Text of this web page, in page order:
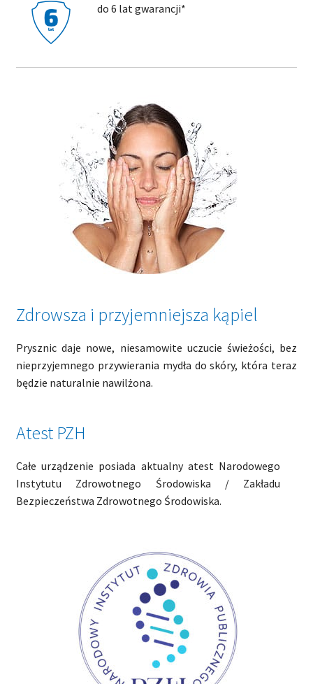
do 6 lat gwarancji*
Zdrowsza i przyjemniejsza kąpiel
Prysznic daje nowe, niesamowite uczucie świeżości, bez
nieprzyjemnego przywierania mydła do skóry, która teraz
będzie naturalnie nawilżona.
Atest PZH
Całe urządzenie posiada aktualny atest Narodowego
Instytutu Zdrowotnego Środowiska / Zakładu
Bezpieczeństwa Zdrowotnego Środowiska.